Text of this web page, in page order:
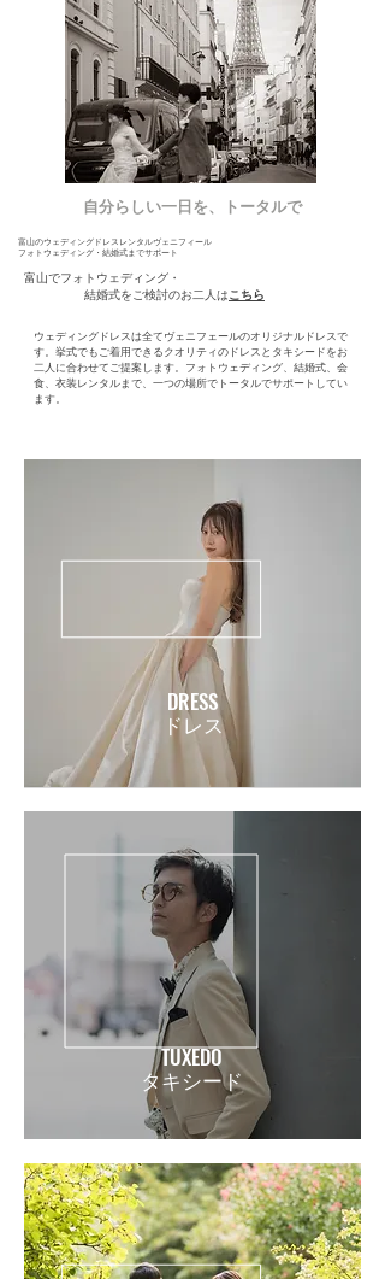
​自分らしい一日を、トータルで
​富山のウェディングドレスレンタルヴェニフィール
フォトウェディング・結婚式までサポート
富山でフォトウェディング・
結婚式をご検討のお二人はこちら
​ウェディングドレスは全てヴェニフェールのオリジナルドレスで
す。挙式でもご着用できるクオリティのドレスとタキシードをお
二人に合わせてご提案します。フォトウェディング、結婚式、会
食、衣装レンタルまで、一つの場所でトータルでサポートしてい
ます。
DRESS
​ドレス
TUXEDO
​タキシード